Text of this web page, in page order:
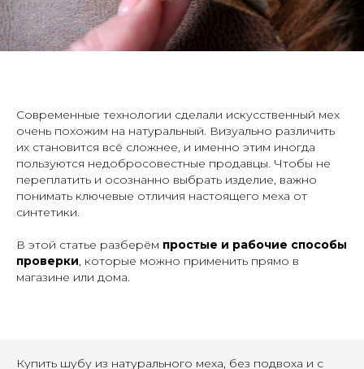
Современные технологии сделали искусственный мех
очень похожим на натуральный. Визуально различить
их становится всё сложнее, и именно этим иногда
пользуются недобросовестные продавцы. Чтобы не
переплатить и осознанно выбрать изделие, важно
понимать ключевые отличия настоящего меха от
синтетики.
В этой статье разберём простые и рабочие способы
проверки, которые можно применить прямо в
магазине или дома.
Купить шубу из натурального меха, без подвоха и с